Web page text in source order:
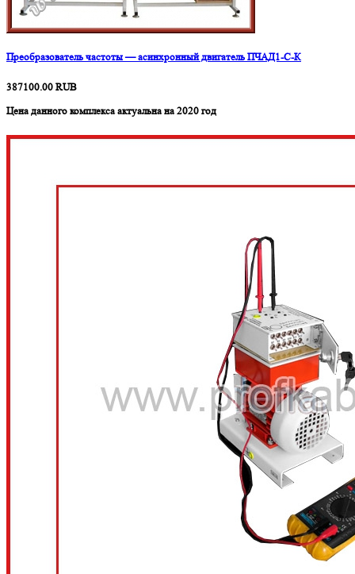
Преобразователь частоты — асинхронный двигатель ПЧАД1-С-К
387100.00 RUB
Цена данного комплекса актуальна на 2020 год